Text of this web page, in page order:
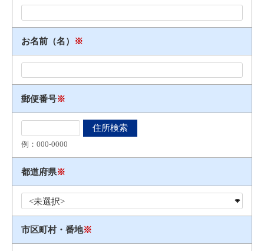
お名前（名） ※
郵便番号※
例：000​-​0000
都道府県※
市区町村・番地※